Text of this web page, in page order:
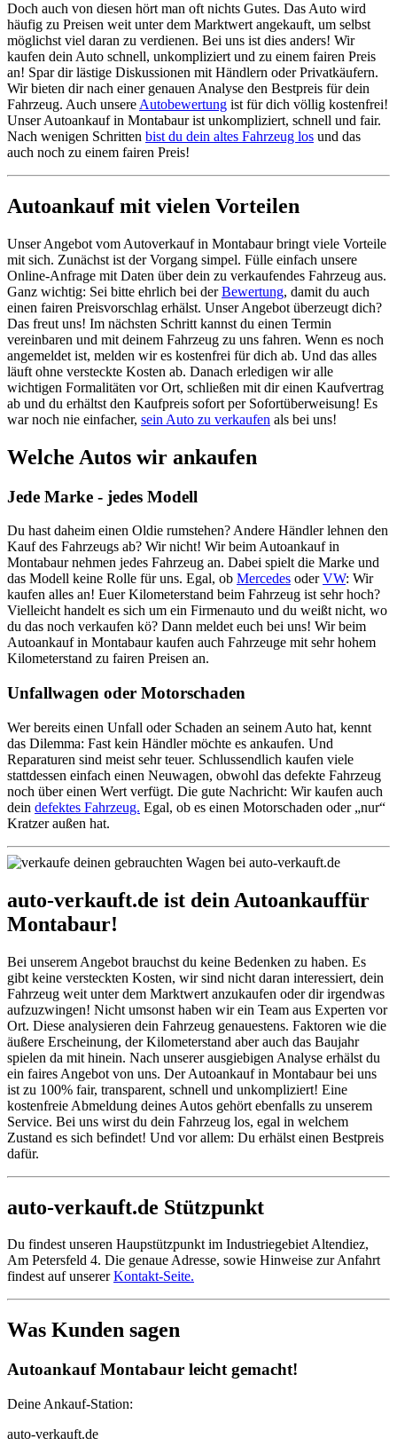
Doch auch von diesen hört man oft nichts Gutes. Das Auto wird
häufig zu Preisen weit unter dem Marktwert angekauft, um selbst
möglichst viel daran zu verdienen. Bei uns ist dies anders! Wir
kaufen dein Auto schnell, unkompliziert und zu einem fairen Preis
an! Spar dir lästige Diskussionen mit Händlern oder Privatkäufern.
Wir bieten dir nach einer genauen Analyse den Bestpreis für dein
Fahrzeug. Auch unsere Autobewertung ist für dich völlig kostenfrei!
Unser Autoankauf in Montabaur ist unkompliziert, schnell und fair.
Nach wenigen Schritten bist du dein altes Fahrzeug los und das
auch noch zu einem fairen Preis!
Autoankauf mit vielen Vorteilen
Unser Angebot vom Autoverkauf in Montabaur bringt viele Vorteile
mit sich. Zunächst ist der Vorgang simpel. Fülle einfach unsere
Online-Anfrage mit Daten über dein zu verkaufendes Fahrzeug aus.
Ganz wichtig: Sei bitte ehrlich bei derBewertung, damit du auch
einen fairen Preisvorschlag erhälst. Unser Angebot überzeugt dich?
Das freut uns! Im nächsten Schritt kannst du einen Termin
vereinbaren und mit deinem Fahrzeug zu uns fahren. Wenn es noch
angemeldet ist, melden wir es kostenfrei für dich ab. Und das alles
läuft ohne versteckte Kosten ab. Danach erledigen wir alle
wichtigen Formalitäten vor Ort, schließen mit dir einen Kaufvertrag
ab und du erhältst den Kaufpreis sofort per Sofortüberweisung! Es
war noch nie einfacher, sein Auto zu verkaufen als bei uns!
Welche Autos wir ankaufen
Jede Marke - jedes Modell
Du hast daheim einen Oldie rumstehen? Andere Händler lehnen den
Kauf des Fahrzeugs ab? Wir nicht! Wir beim Autoankauf in
Montabaur nehmen jedes Fahrzeug an. Dabei spielt die Marke und
das Modell keine Rolle für uns. Egal, ob Mercedes oderVW: Wir
kaufen alles an! Euer Kilometerstand beim Fahrzeug ist sehr hoch?
Vielleicht handelt es sich um ein Firmenauto und du weißt nicht, wo
du das noch verkaufen kö? Dann meldet euch bei uns! Wir beim
Autoankauf in Montabaur kaufen auch Fahrzeuge mit sehr hohem
Kilometerstand zu fairen Preisen an.
Unfallwagen oder Motorschaden
Wer bereits einen Unfall oder Schaden an seinem Auto hat, kennt
das Dilemma: Fast kein Händler möchte es ankaufen. Und
Reparaturen sind meist sehr teuer. Schlussendlich kaufen viele
stattdessen einfach einen Neuwagen, obwohl das defekte Fahrzeug
noch über einen Wert verfügt. Die gute Nachricht: Wir kaufen auch
dein defektes Fahrzeug. Egal, ob es einen Motorschaden oder „nur“
Kratzer außen hat.
auto-verkauft.de ist dein Autoankauffür
Montabaur!
Bei unserem Angebot brauchst du keine Bedenken zu haben. Es
gibt keine versteckten Kosten, wir sind nicht daran interessiert, dein
Fahrzeug weit unter dem Marktwert anzukaufen oder dir irgendwas
aufzuzwingen! Nicht umsonst haben wir ein Team aus Experten vor
Ort. Diese analysieren dein Fahrzeug genauestens. Faktoren wie die
äußere Erscheinung, der Kilometerstand aber auch das Baujahr
spielen da mit hinein. Nach unserer ausgiebigen Analyse erhälst du
ein faires Angebot von uns. Der Autoankauf in Montabaur bei uns
ist zu 100% fair, transparent, schnell und unkompliziert! Eine
kostenfreie Abmeldung deines Autos gehört ebenfalls zu unserem
Service. Bei uns wirst du dein Fahrzeug los, egal in welchem
Zustand es sich befindet! Und vor allem: Du erhälst einen Bestpreis
dafür.
auto-verkauft.de Stützpunkt
Du findest unseren Haupstützpunkt im Industriegebiet Altendiez,
Am Petersfeld 4. Die genaue Adresse, sowie Hinweise zur Anfahrt
findest auf unsererKontakt-Seite.
Was Kunden sagen
Autoankauf Montabaur leicht gemacht!
Deine Ankauf-Station:
auto-verkauft.de